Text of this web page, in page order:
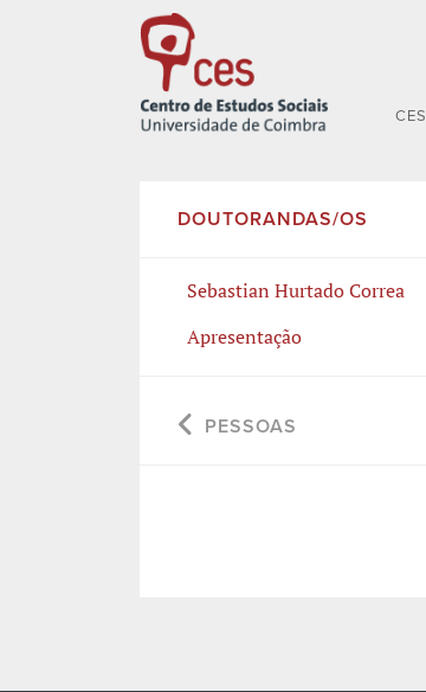
CES
DOUTORANDAS/OS
Sebastian Hurtado Correa
Apresentação
PESSOAS